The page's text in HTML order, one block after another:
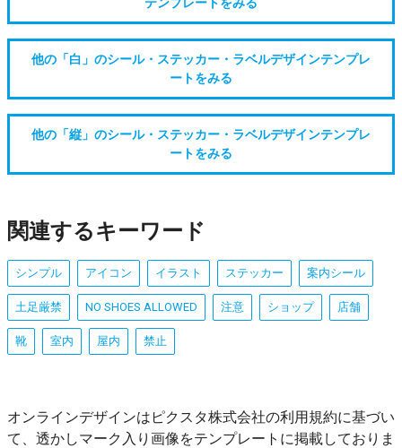
他の「白」のシール・ステッカー・ラベルデザインテンプレ
ートをみる
他の「縦」のシール・ステッカー・ラベルデザインテンプレ
ートをみる
関連するキーワード
シンプル アイコン イラスト ステッカー 案内シール
土足厳禁 NO SHOES ALLOWED 注意 ショップ 店舗
靴 室内 屋内 禁止
オンラインデザインはピクスタ株式会社の利用規約に基づい
て、透かしマーク入り画像をテンプレートに掲載しておりま